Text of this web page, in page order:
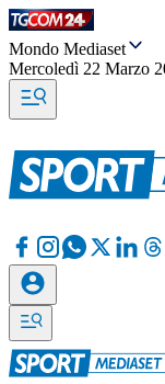
Mondo Mediaset
Mercoledì 22 Marzo